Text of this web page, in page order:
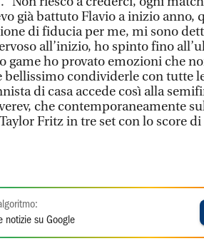
già battuto Flavio a inizio anno,
di fiducia per me, mi sono
all’inizio, ho spinto fino
game ho provato emozioni che
bellissimo condividerle con tutte
di casa accede così alla
che contemporaneamente
Fritz in tre set con lo score
notizie su Google